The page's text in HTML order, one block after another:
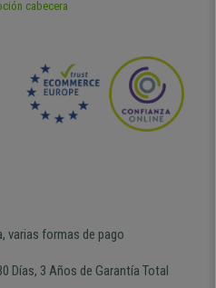
atención de
asesoramiento
Si estoy contento
varias formas de pago
Días, 3 Años de Garantía Total